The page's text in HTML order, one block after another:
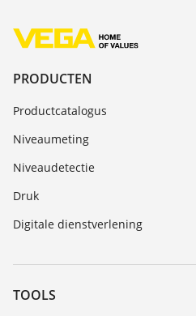
PRODUCTEN
Productcatalogus
Niveaumeting
Niveaudetectie
Druk
Digitale dienstverlening
TOOLS